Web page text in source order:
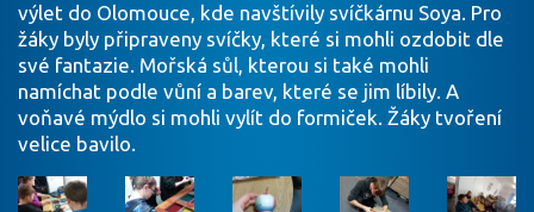
výlet do Olomouce, kde navštívily svíčkárnu Soya. Pro
žáky byly připraveny svíčky, které si mohli ozdobit dle
své fantazie. Mořská sůl, kterou si také mohli
namíchat podle vůní a barev, které se jim líbily. A
voňavé mýdlo si mohli vylít do formiček. Žáky tvoření
velice bavilo.